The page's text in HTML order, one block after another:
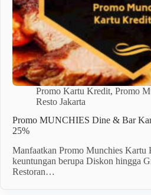
Promo Kartu Kredit, Promo
Resto Jakarta
Promo MUNCHIES Dine & Bar
25%
Manfaatkan Promo Munchies Kartu
keuntungan berupa Diskon hingga
Restoran…